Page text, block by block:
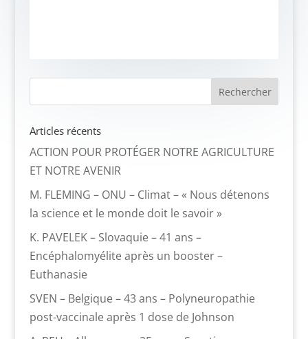
Articles récents
ACTION POUR PROTÉGER NOTRE AGRICULTURE
ET NOTRE AVENIR
M. FLEMING – ONU – Climat – « Nous détenons
la science et le monde doit le savoir »
K. PAVELEK – Slovaquie – 41 ans –
Encéphalomyélite après un booster –
Euthanasie
SVEN – Belgique – 43 ans – Polyneuropathie
post-vaccinale après 1 dose de Johnson